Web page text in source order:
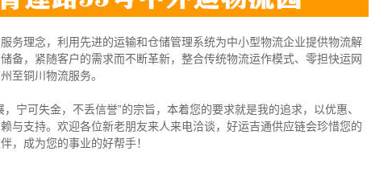
务理念，利用先进的运输和仓储管理系统为中小型物流企业提供物流解
备，紧随客户的需求而不断革新，整合传统物流运作模式、零担快运网
至铜川物流服务。
宁可失金，不丢信誉”的宗旨，本着您的要求就是我的追求，以优惠、
与支持。欢迎各位新老朋友来人来电洽谈，好运吉通供应链会珍惜您的
，成为您的事业的好帮手！